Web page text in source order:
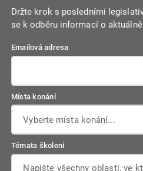
Držte krok s posledními
se k odběru informací o
Emailová adresa
Místa konání
Vyberte místa konání...
Témata školení